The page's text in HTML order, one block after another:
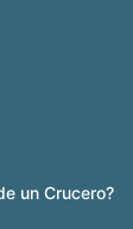
un Crucero?